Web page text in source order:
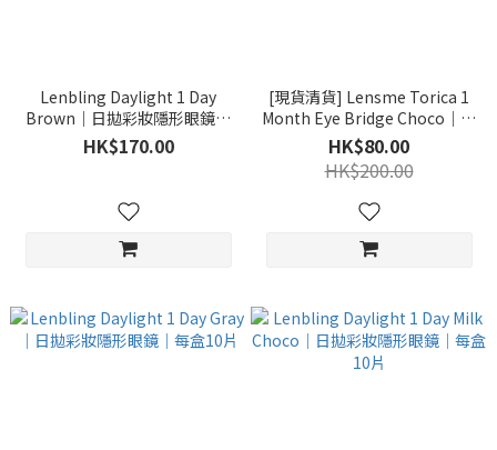
Lenbling Daylight 1 Day
Brown｜日拋彩妝隱形眼鏡｜
每盒10片
HK$170.00
[現貨清貨] Lensme Torica 1
Month Eye Bridge Choco｜散
光月拋2片
HK$80.00
HK$200.00